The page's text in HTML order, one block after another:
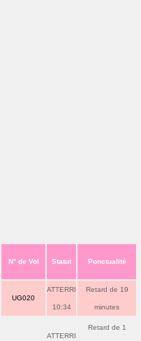
N° de Vol Statut Ponctualité
UG020
ATTERRI
10:34
Retard de 19
minutes
ATTERRI
Retard de 1